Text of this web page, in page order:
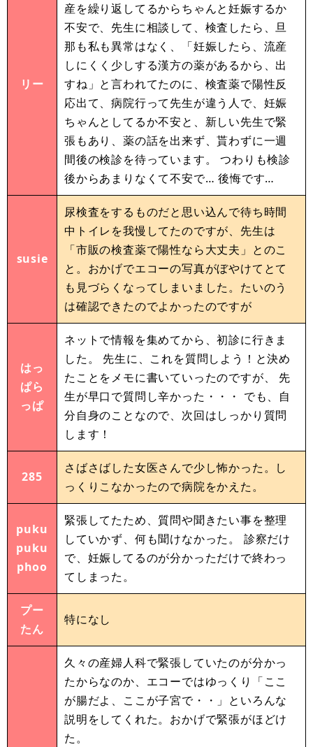
リー
産を繰り返してるからちゃんと妊娠するか
不安で、先生に相談して、検査したら、旦
那も私も異常はなく、「妊娠したら、流産
しにくく少しする漢方の薬があるから、出
すね」と言われてたのに、検査薬で陽性反
応出て、病院行って先生が違う人で、妊娠
ちゃんとしてるか不安と、新しい先生で緊
張もあり、薬の話を出来ず、貰わずに一週
間後の検診を待っています。 つわりも検診
後からあまりなくて不安で… 後悔です…
susie
尿検査をするものだと思い込んで待ち時間
中トイレを我慢してたのですが、先生は
「市販の検査薬で陽性なら大丈夫」とのこ
と。おかげでエコーの写真がぼやけてとて
も見づらくなってしまいました。たいのう
は確認できたのでよかったのですが
はっ
ぱら
っぱ
ネットで情報を集めてから、初診に行きま
した。 先生に、これを質問しよう！と決め
たことをメモに書いていったのですが、 先
生が早口で質問し辛かった・・・ でも、自
分自身のことなので、次回はしっかり質問
します！
285
さばさばした女医さんで少し怖かった。し
っくりこなかったので病院をかえた。
puku
puku
phoo
緊張してたため、質問や聞きたい事を整理
していかず、何も聞けなかった。 診察だけ
で、妊娠してるのが分かっただけで終わっ
てしまった。
プー
たん
特になし
久々の産婦人科で緊張していたのが分かっ
たからなのか、エコーではゆっくり「ここ
が腸だよ、ここが子宮で・・」といろんな
説明をしてくれた。おかげで緊張がほどけ
た。